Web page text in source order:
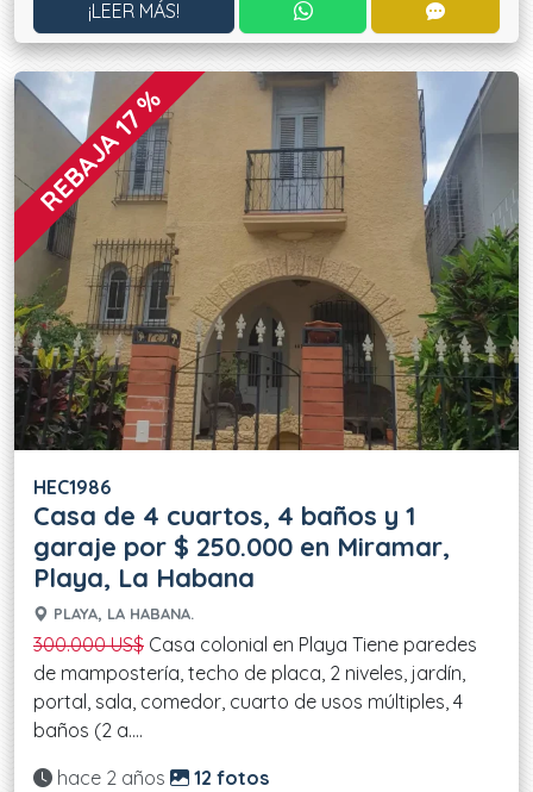
¡LEER MÁS! CONTACTAR POR
REBAJA 17 %
HEC1986
Casa de 4 cuartos, 4 baños y 1
garaje por $ 250.000 en Miramar,
Playa, La Habana
PLAYA, LA HABANA.
300.000 US$ Casa colonial en Playa Tiene paredes
de mampostería, techo de placa, 2 niveles, jardín,
portal, sala, comedor, cuarto de usos múltiples, 4
baños (2 a....
Actualizado:
hace 2 años 12 fotos